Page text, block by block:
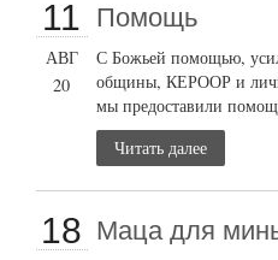
11
АВГ
20
Помощь
С Божьей помощью,
общины, КЕРООР и
мы предоставили
Читать далее
18 Маца для